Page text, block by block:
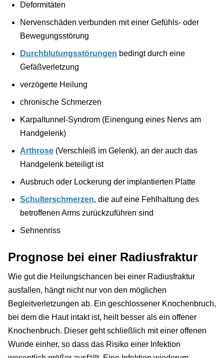
Deformitäten
Nervenschäden verbunden mit einer Gefühls- oder
Bewegungsstörung
Durchblutungsstörungen bedingt durch eine
Gefäßverletzung
verzögerte Heilung
chronische Schmerzen
Karpaltunnel-Syndrom (Einengung eines Nervs am
Handgelenk)
Arthrose (Verschleiß im Gelenk), an der auch das
Handgelenk beteiligt ist
Ausbruch oder Lockerung der implantierten Platte
Schulterschmerzen, die auf eine Fehlhaltung des
betroffenen Arms zurückzuführen sind
Sehnenriss
Prognose bei einer Radiusfraktur
Wie gut die Heilungschancen bei einer Radiusfraktur
ausfallen, hängt nicht nur von den möglichen
Begleitverletzungen ab. Ein geschlossener Knochenbruch,
bei dem die Haut intakt ist, heilt besser als ein offener
Knochenbruch. Dieser geht schließlich mit einer offenen
Wunde einher, so dass das Risiko einer Infektion